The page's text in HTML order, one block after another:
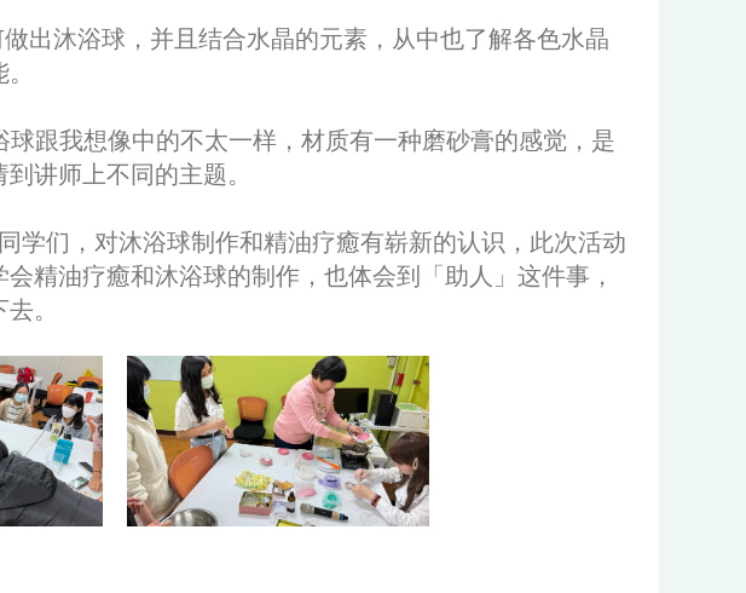
出沐浴球，并且结合水晶的元素，从中也了解各色水晶
跟我想像中的不太一样，材质有一种磨砂膏的感觉，是
讲师上不同的主题。
学们，对沐浴球制作和精油疗癒有崭新的认识，此次活动
精油疗癒和沐浴球的制作，也体会到「助人」这件事，
。